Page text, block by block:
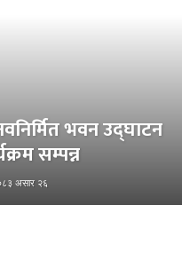
भवन उद्घाटन
सम्पन्न
असार २६